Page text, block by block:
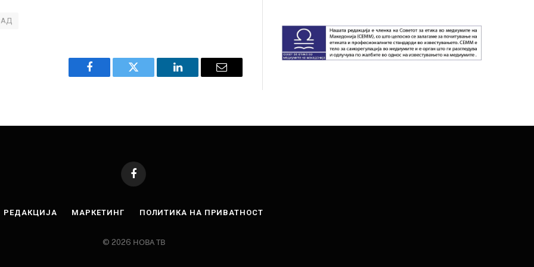
Facebook Twitter LinkedIn Email
Facebook
РЕДАКЦИЈА МАРКЕТИНГ ПОЛИТИКА НА ПРИВАТНОСТ
© 2026 НОВА ТВ